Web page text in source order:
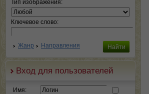
Тип изображения:
Ключевое слово:
Жанр Направления
Вход для пользователей
Имя: